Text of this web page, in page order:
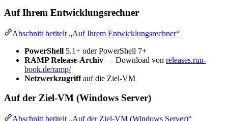
Auf Ihrem Entwicklungsrechner
Abschnitt betitelt „Auf Ihrem Entwicklungsrechner“
PowerShell 5.1+ oder PowerShell 7+
RAMP Release-Archiv — Download von releases.run-
book.de/ramp/
Netzwerkzugriffauf die Ziel-VM
Auf der Ziel-VM (Windows Server)
Abschnitt betitelt „Auf der Ziel-VM (Windows Server)“